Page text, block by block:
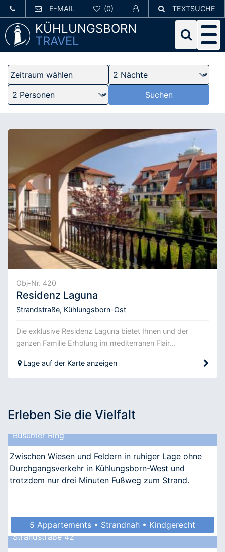
E-MAIL TEXTSUCHE
KÜHLUNGSBORN
TRAVEL
Obj-Nr. 420
Residenz Laguna
Strandstraße, Kühlungsborn-Ost
Die exklusive Residenz Laguna bietet Ihnen und der
ganzen Familie Erholung im mediterranen Flair...
Lage auf der Karte anzeigen
Erleben Sie die Vielfalt
Büsumer Ring
Zwischen Wiesen und Feldern in ruhiger Lage ohne
Durchgangsverkehr in Kühlungsborn-West und
trotzdem nur drei Minuten Fußweg zum Strand.
5 Appartements • Strandnah • Kindgerecht
Strandstraße 42